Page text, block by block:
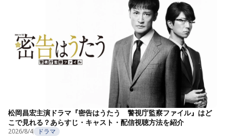
松岡昌宏主演ドラマ『密告はうたう 警視庁監察ファイル』はど
こで見れる？あらすじ・キャスト・配信視聴方法を紹介
2026/8/4 ドラマ